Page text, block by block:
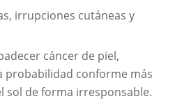
irrupciones cutáneas y
cáncer de piel,
probabilidad conforme más
sol de forma irresponsable.